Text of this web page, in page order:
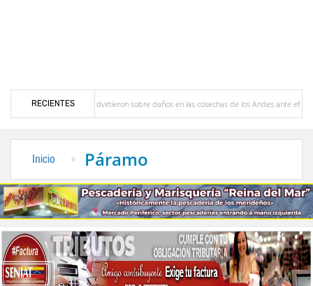
RECIENTES
Caribe
Advirtieron sobre daños en las cosechas de los Andes ante efectos del
Inicio Páramo